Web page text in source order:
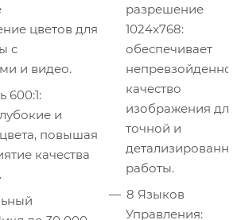
цветов для
с
и видео.
600:1:
и
повышая
качества
разрешение
1024x768:
обеспечивает
непревзойденное
качество
изображения для
точной и
работы.
8 Языков
Управления: